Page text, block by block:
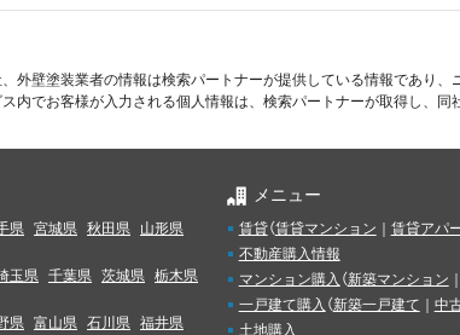
外壁塗装業者の情報は検索パートナーが提供している情報であり
内でお客様が入力される個人情報は、検索パートナーが取得し、同
県 宮城県 秋田県
山形県
玉県 千葉県 茨城県 栃木県
県 富山県 石川県 福井県
メニュー
賃貸（賃貸マンション 賃貸アパ
不動産購入情報
マンション購入 （新築マンション
一戸建て購入 （新築一戸建て 中
土地購入